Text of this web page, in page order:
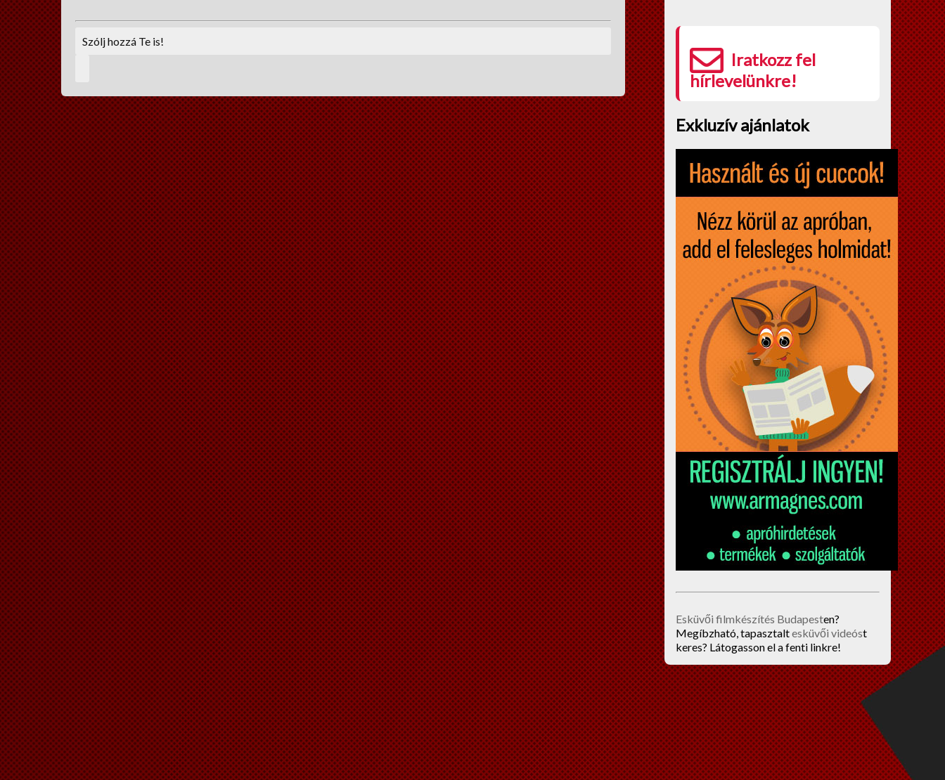
Szólj hozzá Te is!
Iratkozz fel
hírlevelünkre!
Exkluzív ajánlatok
Esküvői filmkészítés Budapesten?
Megíbzható, tapasztaltesküvői videóst
keres? Látogasson el a fenti linkre!